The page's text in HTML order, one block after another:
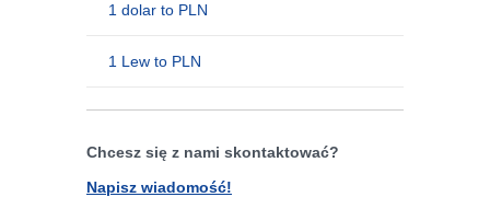
1 dolar to PLN
1 Lew to PLN
Chcesz się z nami skontaktować?
Napisz wiadomość!